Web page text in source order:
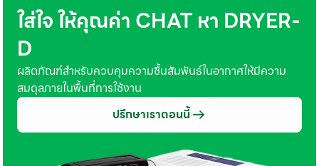
ใส่ใจ ให้คุณค่า CHAT หา DRYER-
D
ผลิตภัณฑ์สำหรับควบคุมความชื้นสัมพันธ์ในอากาศให้มีความ
สมดุลภายในพื้นที่การใช้งาน
ปรึกษาเราตอนนี้